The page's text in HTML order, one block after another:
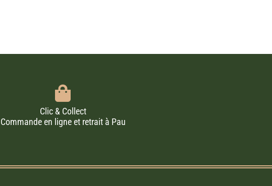
Clic & Collect
Commande en ligne et retrait à Pau